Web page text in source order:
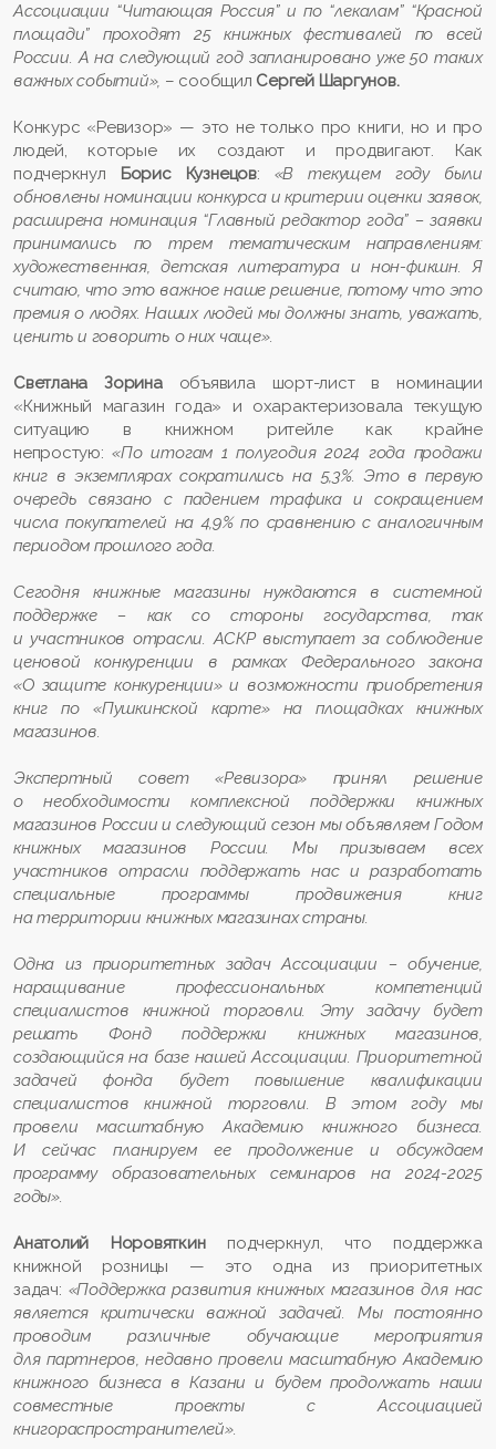
Ассоциации “Читающая Россия” и по “лекалам” “Красной
площади” проходят 25 книжных фестивалей по всей
России. А на следующий год запланировано уже 50 таких
важных событий», – сообщил Сергей Шаргунов.
Конкурс «Ревизор» — это не только про книги, но и про
людей, которые их создают и продвигают. Как
подчеркнул
Борис Кузнецов: «В текущем году были
обновлены номинации конкурса и критерии оценки заявок,
расширена номинация “Главный редактор года” – заявки
принимались по трем тематическим направлениям:
художественная, детская литература и нон-фикшн. Я
считаю, что это важное наше решение, потому что это
премия о людях. Наших людей мы должны знать, уважать,
ценить и говорить о них чаще».
Светлана Зоринаобъявила шорт-лист в номинации
«Книжный магазин года» и охарактеризовала текущую
ситуацию в книжном ритейле как крайне
непростую:«По итогам 1 полугодия 2024 года продажи
книг в экземплярах сократились на 5,3%. Это в первую
очередь связано с падением трафика и сокращением
числа покупателей на 4,9% по сравнению с аналогичным
периодом прошлого года.
Сегодня книжные магазины нуждаются в системной
поддержке – как со стороны государства, так
и участников отрасли. АСКР выступает за соблюдение
ценовой конкуренции в рамках Федерального закона
«О защите конкуренции» и возможности приобретения
книг по «Пушкинской карте» на площадках книжных
магазинов.
Экспертный совет «Ревизора» принял решение
о необходимости комплексной поддержки книжных
магазинов России и следующий сезон мы объявляем Годом
книжных магазинов России. Мы призываем всех
участников отрасли поддержать нас и разработать
специальные программы продвижения книг
на территории книжных магазинах страны.
Одна из приоритетных задач Ассоциации – обучение,
наращивание профессиональных компетенций
специалистов книжной торговли. Эту задачу будет
решать Фонд поддержки книжных магазинов,
создающийся на базе нашей Ассоциации. Приоритетной
задачей фонда будет повышение квалификации
специалистов книжной торговли. В этом году мы
провели масштабную Академию книжного бизнеса.
И сейчас планируем ее продолжение и обсуждаем
программу образовательных семинаров на 2024-2025
годы».
Анатолий Норовяткин подчеркнул, что поддержка
книжной розницы — это одна из приоритетных
задач: «Поддержка развития книжных магазинов для нас
является критически важной задачей. Мы постоянно
проводим различные обучающие мероприятия
для партнеров, недавно провели масштабную Академию
книжного бизнеса в Казани и будем продолжать наши
совместные проекты с Ассоциацией
книгораспространителей».